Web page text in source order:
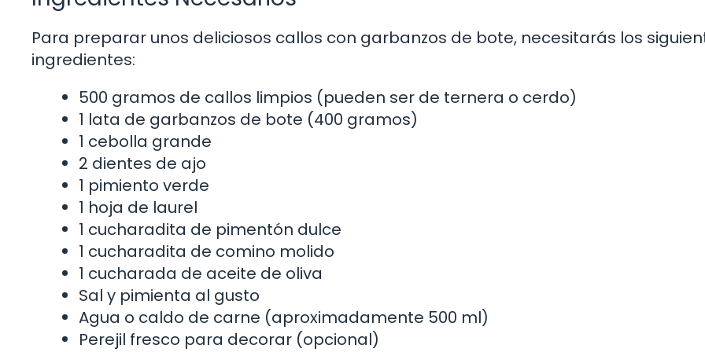
Para preparar unos deliciosos callos con garbanzos de bote, necesitarás los
ingredientes:
500 gramos de callos limpios (pueden ser de ternera o cerdo)
1 lata de garbanzos de bote (400 gramos)
1 cebolla grande
2 dientes de ajo
1 pimiento verde
1 hoja de laurel
1 cucharadita de pimentón dulce
1 cucharadita de comino molido
1 cucharada de aceite de oliva
Sal y pimienta al gusto
Agua o caldo de carne (aproximadamente 500 ml)
Perejil fresco para decorar (opcional)